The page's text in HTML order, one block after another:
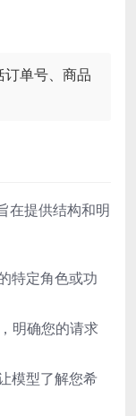
单号、商品
在提供结构和明
特定角色或功
明确您的请求
模型了解您希